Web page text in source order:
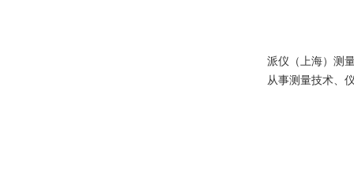
派仪（上海）测
从事测量技术、